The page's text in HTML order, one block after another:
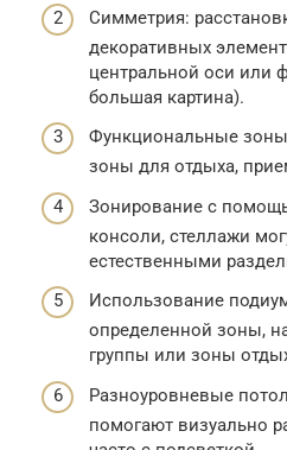
Симметрия:
декоративных
центральной оси или
большая картина).
Функциональные
зоны для отдыха,
Зонирование с
консоли, стеллажи
естественными
Использование
определенной зоны,
группы или зоны
Разноуровневые
помогают визуально